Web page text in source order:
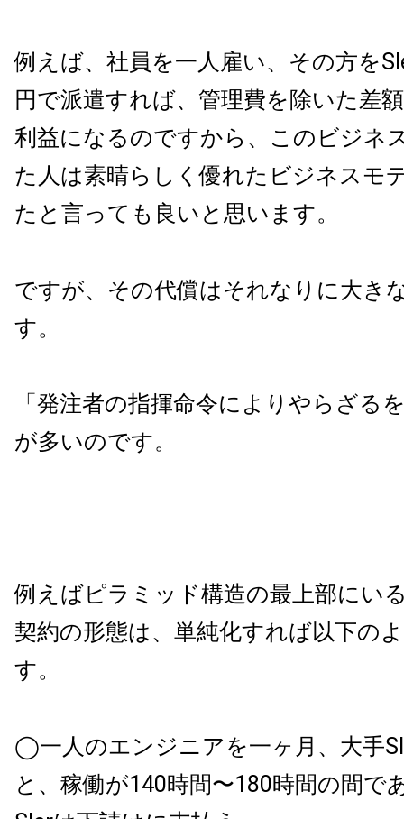
例えば、社員を一人雇い、その方を
円で派遣すれば、管理費を除いた差
利益になるのですから、このビジネ
た人は素晴らしく優れたビジネスモ
たと言っても良いと思います。
ですが、その代償はそれなりに大き
す。
「発注者の指揮命令によりやらざる
が多いのです。
例えばピラミッド構造の最上部にい
契約の形態は、単純化すれば以下の
す。
◯一人のエンジニアを一ヶ月、大手
と、稼働が140時間〜180時間の間で